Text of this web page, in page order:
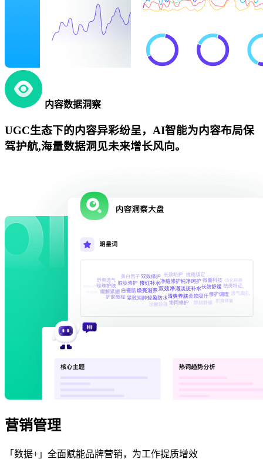
内容数据洞察
UGC生态下的内容异彩纷呈，AI智能为内容布局保
驾护航,海量数据洞见未来增长风向。
营销管理
「数据+」全面赋能品牌营销，为工作提质增效